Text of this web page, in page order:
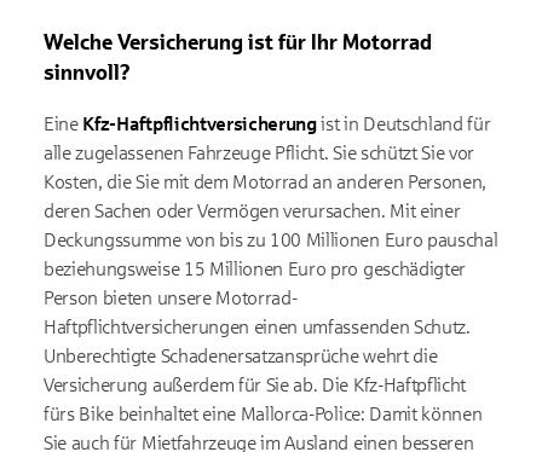
Welche Versicherung ist für Ihr Motorrad
sinnvoll?
Eine Kfz-Haftpflichtversicherungist in Deutschland für
alle zugelassenen Fahrzeuge Pflicht. Sie schützt Sie vor
Kosten, die Sie mit dem Motorrad an anderen Personen,
deren Sachen oder Vermögen verursachen. Mit einer
Deckungssumme von bis zu 100 Millionen Euro pauschal
beziehungsweise 15 Millionen Euro pro geschädigter
Person bieten unsere Motorrad-
Haftpflichtversicherungen einen umfassenden Schutz.
Unberechtigte Schadenersatzansprüche wehrt die
Versicherung außerdem für Sie ab. Die Kfz-Haftpflicht
fürs Bike beinhaltet eine Mallorca-Police: Damit können
Sie auch für Mietfahrzeuge im Ausland einen besseren